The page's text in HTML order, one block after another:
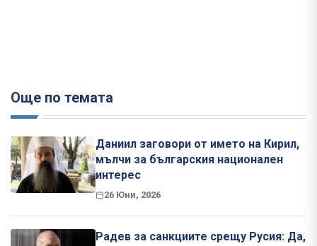
Още по темата
Даниил заговори от името на Кирил,
мълчи за българския национален
интерес
26 Юни, 2026
Радев за санкциите срещу Русия: Да,